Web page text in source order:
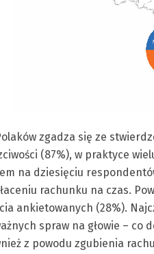
zgadza się ze
(87%), w praktyce
na dziesięciu
rachunku na czas.
ankietowanych (28%).
spraw na głowie –
z powodu zgubienia